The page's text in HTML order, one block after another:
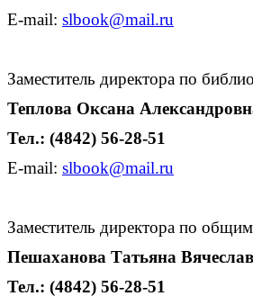
E-mail: slbook@mail.ru
Заместитель директора по
Теплова Оксана
Тел.: (4842) 56-28-51
E-mail: slbook@mail.ru
Заместитель директора по
Пешаханова Татьяна
Тел.: (4842) 56-28-51